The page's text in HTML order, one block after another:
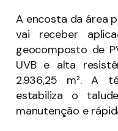
A encosta da área
vai receber
geocomposto de
UVB e alta
2.936,25 m². A
estabiliza o
manutenção e